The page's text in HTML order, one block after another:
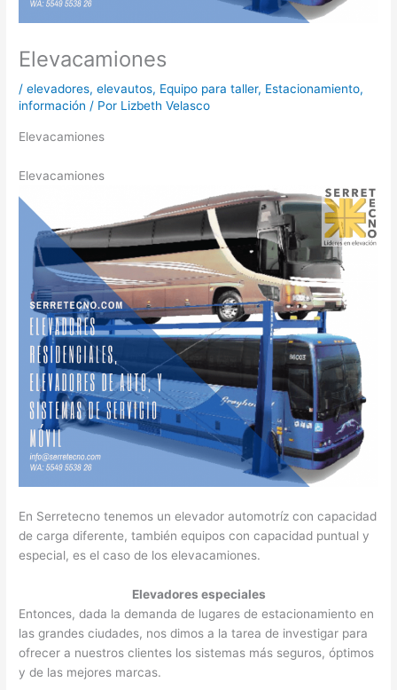
Elevacamiones
/elevadores,elevautos, Equipo para taller, Estacionamiento,
información / Por Lizbeth Velasco
Elevacamiones
Elevacamiones
En Serretecno tenemos un elevador automotríz con capacidad
de carga diferente, también equipos con capacidad puntual y
especial, es el caso de los elevacamiones.
Elevadores especiales
Entonces, dada la demanda de lugares de estacionamiento en
las grandes ciudades, nos dimos a la tarea de investigar para
ofrecer a nuestros clientes los sistemas más seguros, óptimos
y de las mejores marcas.